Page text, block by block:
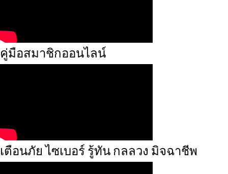
คู่มือสมาชิกออนไลน์
เตือนภัย ไซเบอร์ รู้ทัน กลลวง มิจฉาชีพ